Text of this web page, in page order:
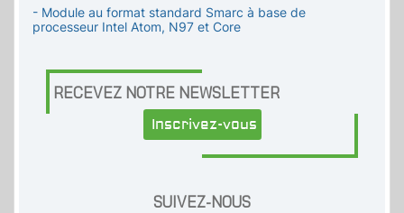
- Module au format standard Smarc à base de
processeur Intel Atom, N97 et Core
RECEVEZ NOTRE NEWSLETTER
Inscrivez-vous
SUIVEZ-NOUS